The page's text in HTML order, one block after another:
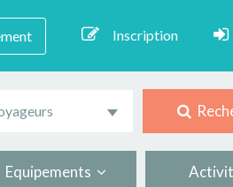
Inscription
Equipements